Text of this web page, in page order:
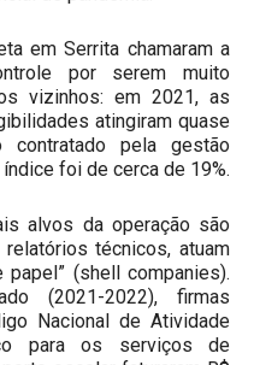
em Serrita chamaram a
por serem muito
vizinhos: em 2021, as
atingiram quase
pela gestão
foi de cerca de 19%.
alvos da operação são
técnicos, atuam
(shell companies).
(2021-2022), firmas
Nacional de Atividade
para os serviços de